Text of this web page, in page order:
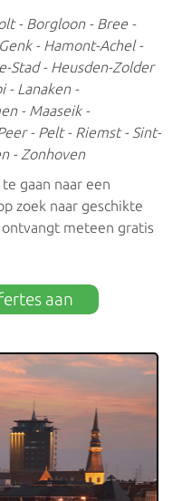
- Borgloon - Bree -
- Hamont-Achel -
Stad - Heusden-Zolder
- Lanaken -
- Maaseik -
- Pelt - Riemst - Sint-
- Zonhoven
gaan naar een
zoek naar geschikte
meteen gratis
aan